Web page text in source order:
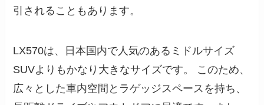
引されることもあります。
LX570は、日本国内で人気のあるミドルサイズ
SUVよりもかなり大きなサイズです。 このため、
広々とした車内空間とラゲッジスペースを持ち、